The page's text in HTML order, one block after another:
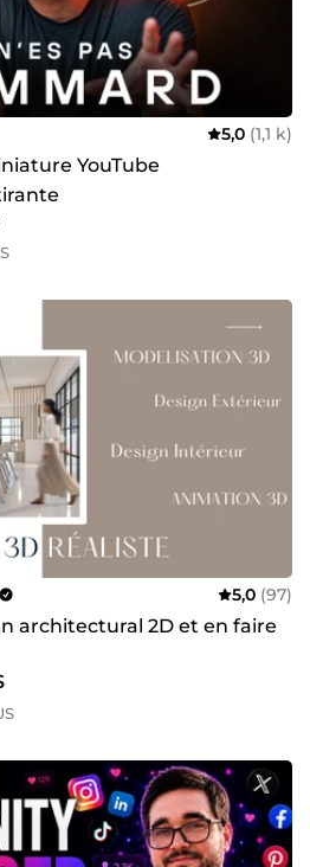
5,0 (1,1 k)
YouTube
5,0 (97)
architectural 2D et en faire